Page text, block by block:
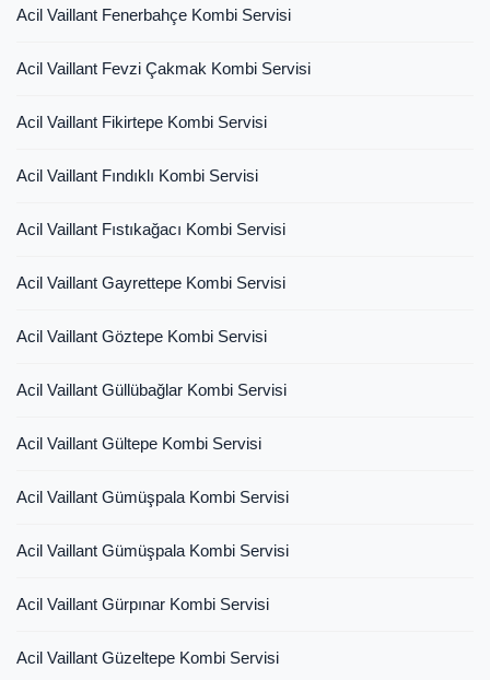
Acil Vaillant Fenerbahçe Kombi Servisi
Acil Vaillant Fevzi Çakmak Kombi Servisi
Acil Vaillant Fikirtepe Kombi Servisi
Acil Vaillant Fındıklı Kombi Servisi
Acil Vaillant Fıstıkağacı Kombi Servisi
Acil Vaillant Gayrettepe Kombi Servisi
Acil Vaillant Göztepe Kombi Servisi
Acil Vaillant Güllübağlar Kombi Servisi
Acil Vaillant Gültepe Kombi Servisi
Acil Vaillant Gümüşpala Kombi Servisi
Acil Vaillant Gümüşpala Kombi Servisi
Acil Vaillant Gürpınar Kombi Servisi
Acil Vaillant Güzeltepe Kombi Servisi